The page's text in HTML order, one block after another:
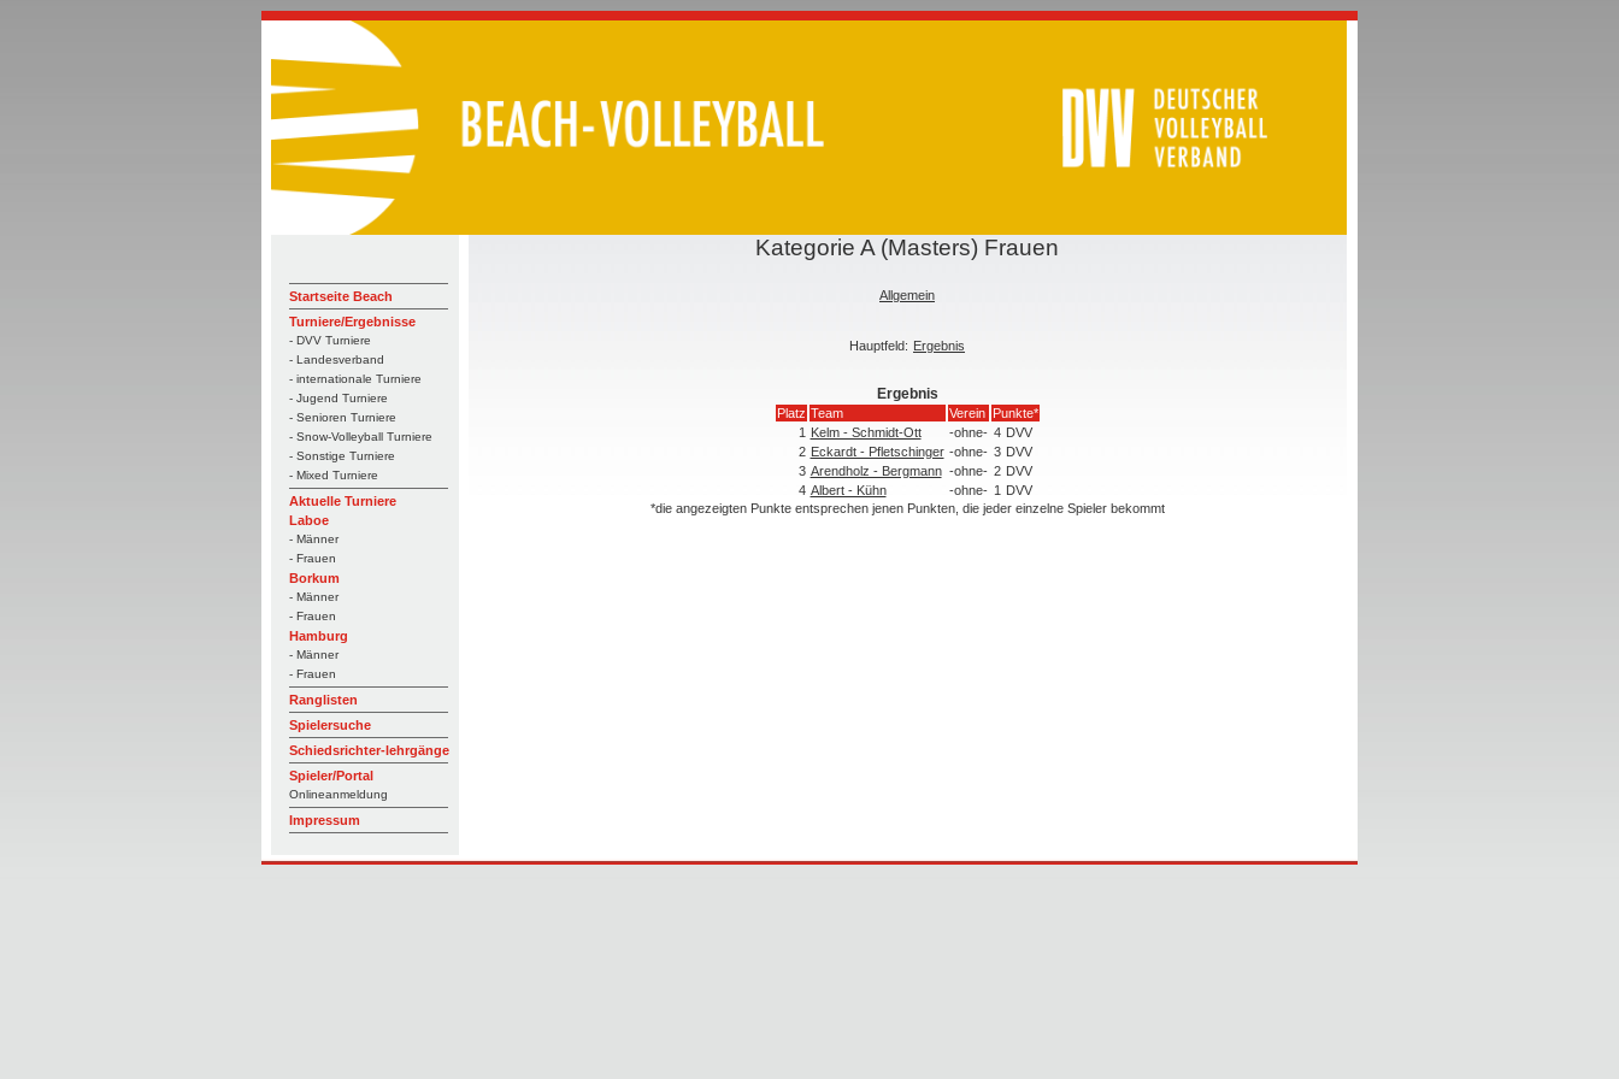
Startseite Beach
Turniere/Ergebnisse
- DVV Turniere
- Landesverband
- internationale Turniere
- Jugend Turniere
- Senioren Turniere
- Snow-Volleyball Turniere
- Sonstige Turniere
- Mixed Turniere
Aktuelle Turniere
Laboe
- Männer
- Frauen
Borkum
- Männer
- Frauen
Hamburg
- Männer
- Frauen
Ranglisten
Spielersuche
Schiedsrichter-lehrgänge
Spieler/Portal
Onlineanmeldung
Impressum
Kategorie A (Masters) Frauen
Allgemein
Hauptfeld: Ergebnis
Ergebnis
Platz Team Verein
Punkte*
1 Kelm - Schmidt-Ott -ohne- 4 DVV
2 Eckardt - Pfletschinger -ohne- 3 DVV
3 Arendholz - Bergmann -ohne- 2 DVV
4 Albert - Kühn -ohne- 1 DVV
*die angezeigten Punkte entsprechen jenen Punkten, die jeder einzelne Spieler bekommt